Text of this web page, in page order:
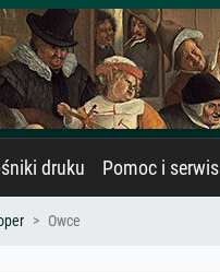
druku Pomoc i serwis
Owce